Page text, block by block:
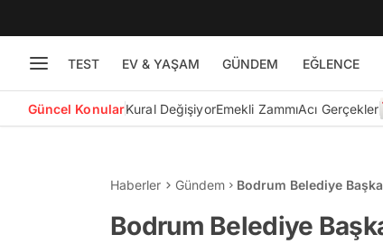
TEST EV & YAŞAM GÜNDEM EĞLENCE
Güncel KonularKural DeğişiyorEmekli ZammıAcı Gerçekler
Haberler Gündem
Bodrum Belediye
Bodrum Belediye